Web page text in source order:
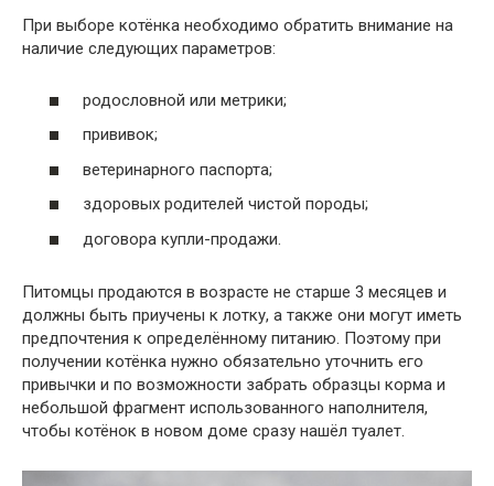
При выборе котёнка необходимо обратить внимание на
наличие следующих параметров:
родословной или метрики;
прививок;
ветеринарного паспорта;
здоровых родителей чистой породы;
договора купли-продажи.
Питомцы продаются в возрасте не старше 3 месяцев и
должны быть приучены к лотку, а также они могут иметь
предпочтения к определённому питанию. Поэтому при
получении котёнка нужно обязательно уточнить его
привычки и по возможности забрать образцы корма и
небольшой фрагмент использованного наполнителя,
чтобы котёнок в новом доме сразу нашёл туалет.